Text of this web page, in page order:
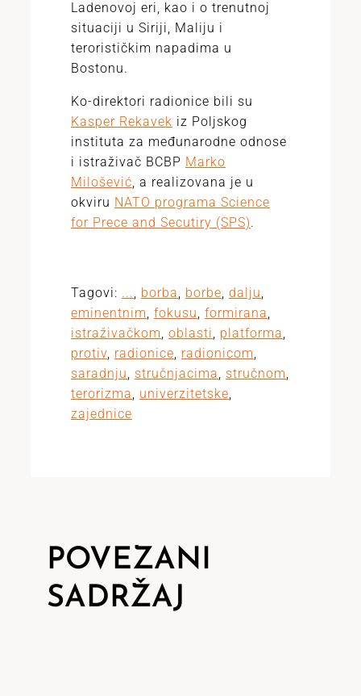
Ladenovoj eri, kao i o trenutnoj
situaciji u Siriji, Maliju i
terorističkim napadima u
Bostonu.
Ko-direktori radionice bili su
Kasper Rekavek iz Poljskog
instituta za međunarodne odnose
i istraživač BCBP Marko
Milošević, a realizovana je u
okviru NATO programa Science
for Prece and Secutiry (SPS).
Tagovi: ..., borba, borbe, dalju,
eminentnim, fokusu, formirana,
istraživačkom, oblasti, platforma,
protiv, radionice, radionicom,
saradnju, stručnjacima, stručnom,
terorizma, univerzitetske,
zajednice
POVEZANI
SADRŽAJ